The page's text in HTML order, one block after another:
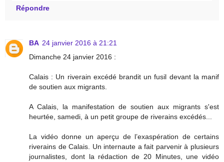
Répondre
BA 24 janvier 2016 à 21:21
Dimanche 24 janvier 2016 :
Calais : Un riverain excédé brandit un fusil devant la manif
de soutien aux migrants.
A Calais, la manifestation de soutien aux migrants s'est
heurtée, samedi, à un petit groupe de riverains excédés...
La vidéo donne un aperçu de l’exaspération de certains
riverains de Calais. Un internaute a fait parvenir à plusieurs
journalistes, dont la rédaction de 20 Minutes, une vidéo